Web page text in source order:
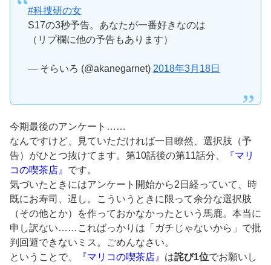
#科捜研の女
S17の3秒予告。あなたが一番好きなのは
（リプ欄に他の予告もあります）
— そらいろ (@akanegarnet) 2018年3月18日
今期最後のアンケート……
なんですけど、見ていただければ一目瞭然、選択肢（予
告）がひとつ抜けてます。第10話後の第11話分、
『マリ
コの喫茶店』 です。
気づいたときにはアンケート開始から2日経っていて、時
既にお寿司、遅し。こういうときに限って余分な選択肢
（その他とか）を作っておかなかったという馬鹿。本当に
申し訳ない……こればっかりは「ガチじゃないから」で批
判回避できないミス。ごめんなさい。
ということで、
『マリコの喫茶店』 は詫び1位でお願いし